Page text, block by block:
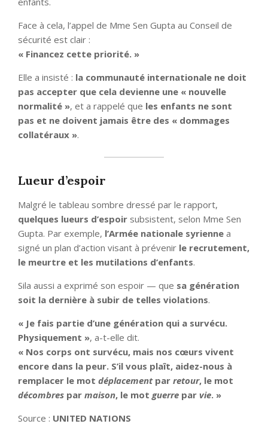
Face à cela, l’appel de Mme Sen Gupta au Conseil de
sécurité est clair :
« Financez cette priorité. »
Elle a insisté : la communauté internationale ne doit
pas accepter que cela devienne une « nouvelle
normalité », et a rappelé que les enfants ne sont
pas et ne doivent jamais être des « dommages
collatéraux ».
Lueur d’espoir
Malgré le tableau sombre dressé par le rapport,
quelques lueurs d’espoir subsistent, selon Mme Sen
Gupta. Par exemple, l’Armée nationale syrienne a
signé un plan d’action visant à prévenir le recrutement,
le meurtre et les mutilations d’enfants.
Sila aussi a exprimé son espoir — que sa génération
soit la dernière à subir de telles violations.
« Je fais partie d’une génération qui a survécu.
Physiquement », a-t-elle dit.
« Nos corps ont survécu, mais nos cœurs vivent
encore dans la peur. S’il vous plaît, aidez-nous à
remplacer le mot déplacementpar retour, le mot
décombres par maison, le mot guerre par vie. »
Source : UNITED NATIONS